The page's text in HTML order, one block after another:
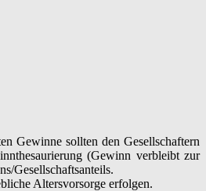
Gewinne sollten den Gesellschaftern
(Gewinn verbleibt zur
Gesellschaftsanteils.
Altersvorsorge erfolgen.